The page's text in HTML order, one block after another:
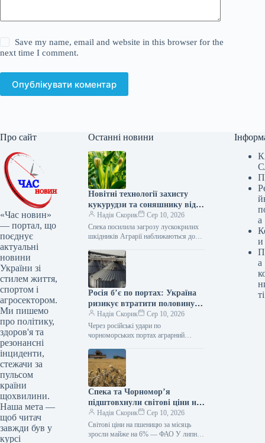
Save my name, email and website in this browser for the
next time I comment.
Опублікувати коментар
Про сайт
«Час новин»
— портал, що
поєднує
актуальні
новини
України зі
стилем життя,
спортом і
агросектором.
Ми пишемо
про політику,
здоров'я та
резонансні
інциденти,
стежачи за
пульсом
країни
щохвилини.
Наша мета —
щоб читач
завжди був у
курсі
Останні новини
Новітні технології захисту
кукурудзи та соняшнику від
лускокрилих шкідників
Надія Скорик
Сер 10, 2026
Спека посилила загрозу лускокрилих
шкідників Аграрії наближаються до
та зернових колосових, проте боротьба
за майбутній урожай
Росія б’є по портах: Україна
ризикує втратити половину
агроекспорту
Надія Скорик
Сер 10, 2026
Через російські удари по
чорноморських портах аграрний
сезоні 2026-2027 може знизитись на
54% — до приблизно…
Спека та Чорномор’я
підштовхнули світові ціни на
пшеницю вгору
Надія Скорик
Сер 10, 2026
Світові ціни на пшеницю за місяць
зросли майже на 6% — ФАО У липні
а
и
а
ті